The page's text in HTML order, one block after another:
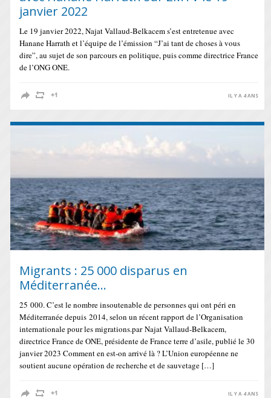
janvier 2022
Le 19 janvier 2022, Najat Vallaud-Belkacem s’est entretenue avec
Hanane Harrath et l’équipe de l’émission “J’ai tant de choses à vous
dire”, au sujet de son parcours en politique, puis comme directrice France
de l’ONG ONE.
IL Y A 4 ANS
Migrants : 25 000 disparus en
Méditerranée…
25 000. C’est le nombre insoutenable de personnes qui ont péri en
Méditerranée depuis 2014, selon un récent rapport de l’Organisation
internationale pour les migrations.par Najat Vallaud-Belkacem,
directrice France de ONE, présidente de France terre d’asile, publié le 30
janvier 2023 Comment en est-on arrivé là ? L’Union européenne ne
soutient aucune opération de recherche et de sauvetage […]
IL Y A 4 ANS